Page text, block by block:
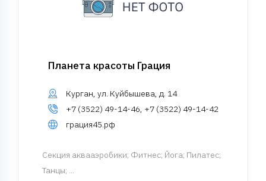
Планета красоты Грация
Курган, ул. Куйбышева, д. 14
+7 (3522) 49-14-46, +7 (3522) 49-14-42
грация45.рф
Cекция аквааэробики; Фитнес; Йога; Пилатес;
Танцы; ...